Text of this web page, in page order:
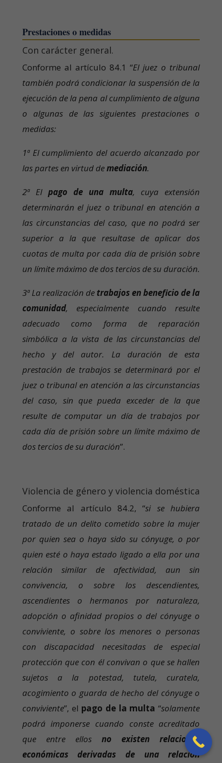
Prestaciones o medidas
Con carácter general.
Conforme al artículo 84.1 “El juez o tribunal
también podrá condicionar la suspensión de la
ejecución de la pena al cumplimiento de alguna
o algunas de las siguientes prestaciones o
medidas:
1ª El cumplimiento del acuerdo alcanzado por
las partes en virtud demediación.
2ª El pago de una multa, cuya extensión
determinarán el juez o tribunal en atención a
las circunstancias del caso, que no podrá ser
superior a la que resultase de aplicar dos
cuotas de multa por cada día de prisión sobre
un límite máximo de dos tercios de su duración.
3ª La realización de trabajos en beneficio de la
comunidad, especialmente cuando resulte
adecuado como forma de reparación
simbólica a la vista de las circunstancias del
hecho y del autor. La duración de esta
prestación de trabajos se determinará por el
juez o tribunal en atención a las circunstancias
del caso, sin que pueda exceder de la que
resulte de computar un día de trabajos por
cada día de prisión sobre un límite máximo de
dos tercios de su duración”.
Violencia de género y violencia doméstica
Conforme al artículo 84.2, “si se hubiera
tratado de un delito cometido sobre la mujer
por quien sea o haya sido su cónyuge, o por
quien esté o haya estado ligado a ella por una
relación similar de afectividad, aun sin
convivencia, o sobre los descendientes,
ascendientes o hermanos por naturaleza,
adopción o afinidad propios o del cónyuge o
conviviente, o sobre los menores o personas
con discapacidad necesitadas de especial
protección que con él convivan o que se hallen
sujetos a la potestad, tutela, curatela,
acogimiento o guarda de hecho del cónyuge o
conviviente”, el pago de la multa “solamente
podrá imponerse cuando conste acreditado
que entre ellosno existen relaciones
económicas derivadas de una relación